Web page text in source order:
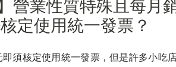
營業性質特殊且每月
定使用統一發票？
須核定使用統一發票，但是許多小吃